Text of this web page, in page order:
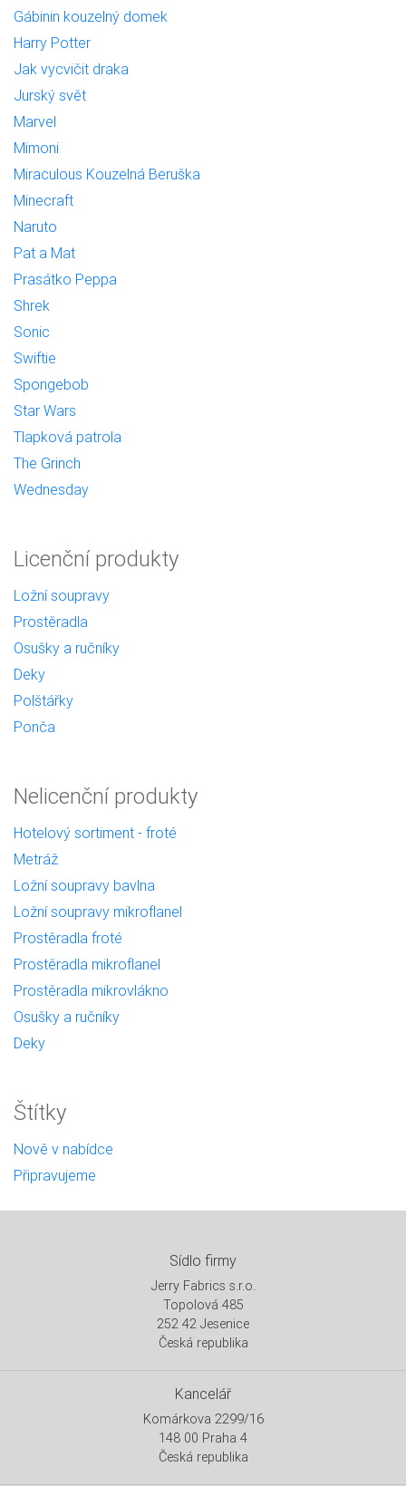
Gábinin kouzelný domek
Harry Potter
Jak vycvičit draka
Jurský svět
Marvel
Mimoni
Miraculous Kouzelná Beruška
Minecraft
Naruto
Pat a Mat
Prasátko Peppa
Shrek
Sonic
Swiftie
Spongebob
Star Wars
Tlapková patrola
The Grinch
Wednesday
Licenční produkty
Ložní soupravy
Prostěradla
Osušky a ručníky
Deky
Polštářky
Ponča
Nelicenční produkty
Hotelový sortiment - froté
Metráž
Ložní soupravy bavlna
Ložní soupravy mikroflanel
Prostěradla froté
Prostěradla mikroflanel
Prostěradla mikrovlákno
Osušky a ručníky
Deky
Štítky
Nově v nabídce
Připravujeme
Sídlo firmy
Jerry Fabrics s.r.o.
Topolová 485
252 42 Jesenice
Česká republika
Kancelář
Komárkova 2299/16
148 00 Praha 4
Česká republika